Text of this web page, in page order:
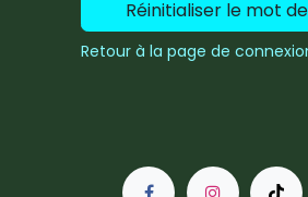
Réinitialiser le mot
Retour à la page de